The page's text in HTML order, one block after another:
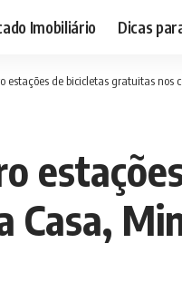
Imobiliário Dicas
estações de bicicletas gratuitas nos
Casa,